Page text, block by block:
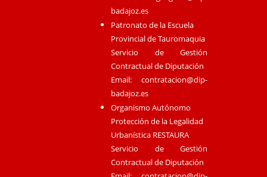
badajoz.es
Patronato de la Escuela
Provincial de Tauromaquia
Servicio de Gestión
Contractual de Diputación
Email:contratacion@dip-
badajoz.es
Organismo Autónomo
Protección de la Legalidad
Urbanística RESTAURA
Servicio de Gestión
Contractual de Diputación